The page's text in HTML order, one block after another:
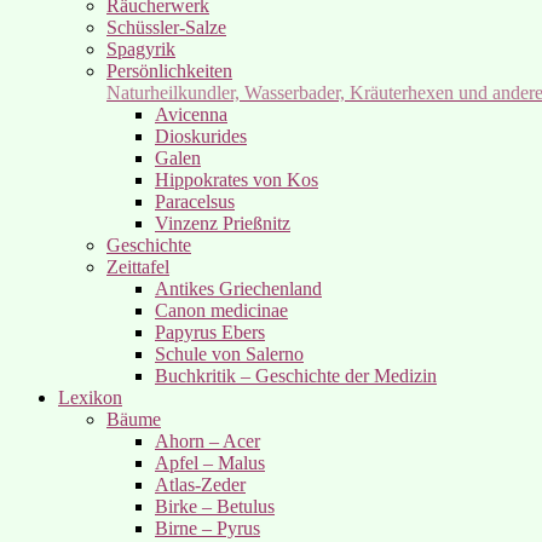
Räucherwerk
Schüssler-Salze
Spagyrik
Persönlichkeiten
Naturheilkundler, Wasserbader, Kräuterhexen und andere
Avicenna
Dioskurides
Galen
Hippokrates von Kos
Paracelsus
Vinzenz Prießnitz
Geschichte
Zeittafel
Antikes Griechenland
Canon medicinae
Papyrus Ebers
Schule von Salerno
Buchkritik – Geschichte der Medizin
Lexikon
Bäume
Ahorn – Acer
Apfel – Malus
Atlas-Zeder
Birke – Betulus
Birne – Pyrus